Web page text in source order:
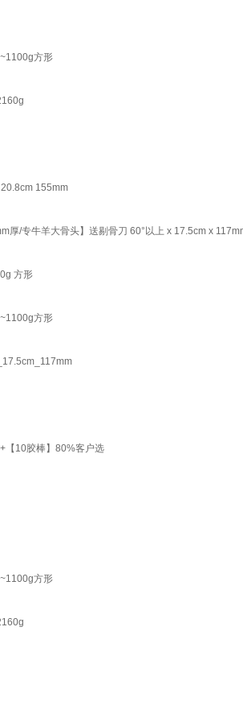
方形
155mm
厚/专牛羊大骨头】送剔骨刀 60°以上 x 17.5cm x
方形
方形
【10胶棒】80%客户选
方形